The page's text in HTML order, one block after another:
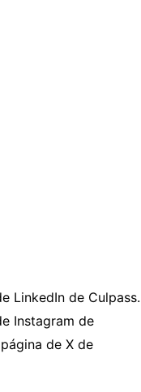
LinkedIn de Culpass.
Instagram de
de X de